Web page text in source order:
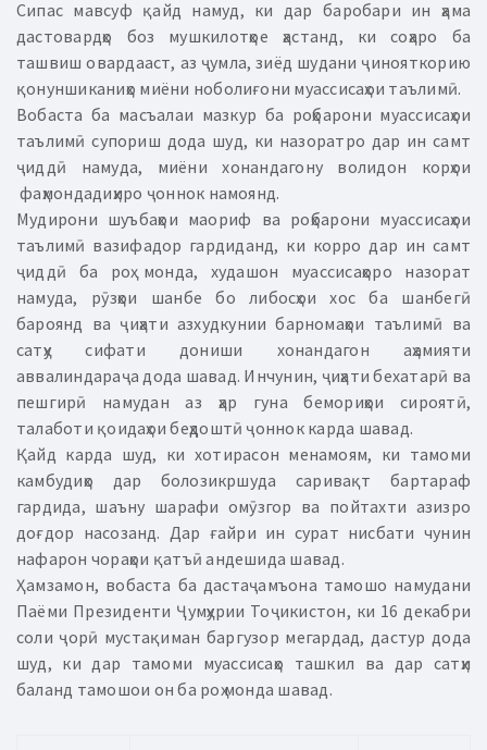
Сипас мавсуф қайд намуд, ки дар баробари ин ҳама
дастовардҳо боз мушкилотҳое ҳастанд, ки соҳаро ба
ташвиш овардааст, аз ҷумла, зиёд шудани ҷинояткорию
қонуншиканиҳо миёни ноболиғони муассисаҳои таълимӣ.
Вобаста ба масъалаи мазкур ба роҳбарони муассисаҳои
таълимӣ супориш дода шуд, ки назоратро дар ин самт
ҷиддӣ намуда, миёни хонандагону волидон корҳои
фаҳмондадиҳиро ҷоннок намоянд.
Мудирони шуъбаҳои маориф ва роҳбарони муассисаҳои
таълимӣ вазифадор гардиданд, ки корро дар ин самт
ҷиддӣ ба роҳ монда, худашон муассисаҳоро назорат
намуда, рӯзҳои шанбе бо либосҳои хос ба шанбегӣ
бароянд ва ҷиҳати азхудкунии барномаҳои таълимӣ ва
сатҳу сифати дониши хонандагон аҳамияти
аввалиндараҷа дода шавад. Инчунин, ҷиҳати бехатарӣ ва
пешгирӣ намудан аз ҳар гуна бемориҳои сироятӣ,
талаботи қоидаҳои беҳдоштӣ ҷоннок карда шавад.
Қайд карда шуд, ки хотирасон менамоям, ки тамоми
камбудиҳо дар болозикршуда саривақт бартараф
гардида, шаъну шарафи омӯзгор ва пойтахти азизро
доғдор насозанд. Дар ғайри ин сурат нисбати чунин
нафарон чораҳои қатъӣ андешида шавад.
Ҳамзамон, вобаста ба дастаҷамъона тамошо намудани
Паёми Президенти Ҷумҳурии Тоҷикистон, ки 16 декабри
соли ҷорӣ мустақиман баргузор мегардад, дастур дода
шуд, ки дар тамоми муассисаҳо ташкил ва дар сатҳи
баланд тамошои он ба роҳ монда шавад.